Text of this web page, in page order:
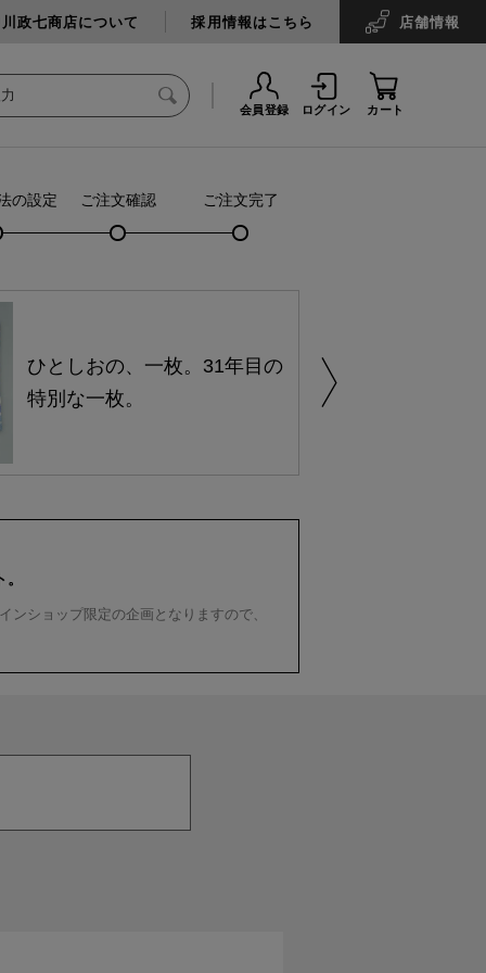
政七商店について 採用情報はこちら 店舗情報
会員登録 ログイン カート
の設定 ご注文確認 ご注文完了
ひとしおの、一枚。31年目の
特別な一枚。
ショップ限定の企画となりますので、